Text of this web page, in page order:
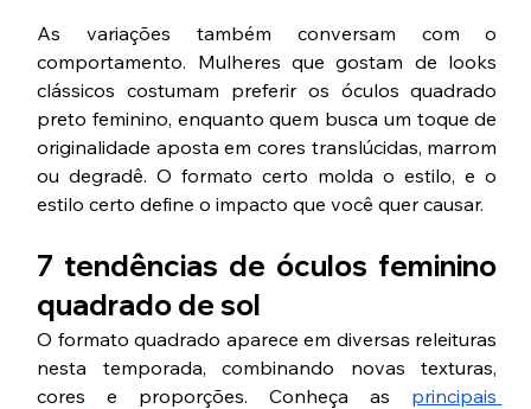
As variações também conversam com o
comportamento. Mulheres que gostam de looks
clássicos costumam preferir os óculos quadrado
preto feminino, enquanto quem busca um toque de
originalidade aposta em cores translúcidas, marrom
ou degradê. O formato certo molda o estilo, e o
estilo certo define o impacto que você quer causar.
7 tendências de óculos feminino
quadrado de sol
O formato quadrado aparece em diversas releituras
nesta temporada, combinando novas texturas,
cores e proporções. Conheça as principais